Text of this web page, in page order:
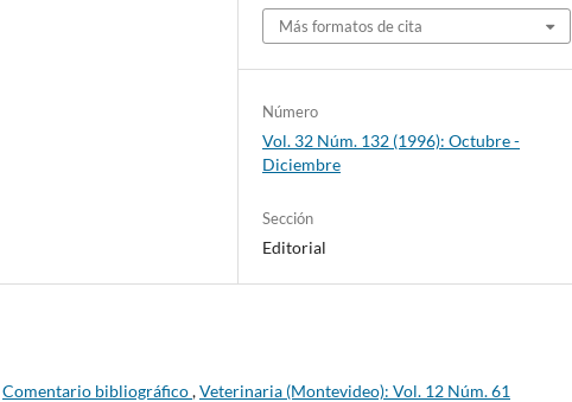
Más formatos de cita
Número
Vol. 32 Núm. 132 (1996): Octubre -
Diciembre
Sección
Editorial
Comentario bibliográfico,Veterinaria (Montevideo): Vol. 12 Núm. 61